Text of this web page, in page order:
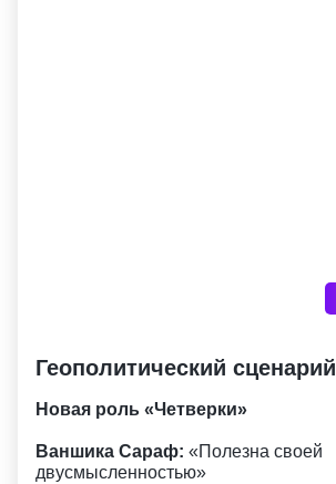
Геополитический сценарий
Новая роль «Четверки»
Ваншика Сараф: «Полезна своей
двусмысленностью»